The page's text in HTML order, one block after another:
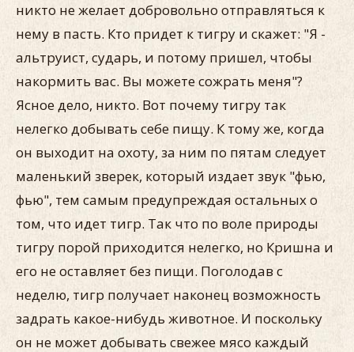
никто не желает добровольно отправляться к
нему в пасть. Кто придет к тигру и скажет: "Я -
альтруист, сударь, и потому пришел, чтобы
накормить вас. Вы можете сожрать меня"?
Ясное дело, никто. Вот почему тигру так
нелегко добывать себе пищу. К тому же, когда
он выходит на охоту, за ним по пятам следует
маленький зверек, который издает звук "фью,
фью", тем самым предупреждая остальных о
том, что идет тигр. Так что по воле природы
тигру порой приходится нелегко, но Кришна и
его не оставляет без пищи. Поголодав с
неделю, тигр получает наконец возможность
задрать какое-нибудь животное. И поскольку
он не может добывать свежее мясо каждый